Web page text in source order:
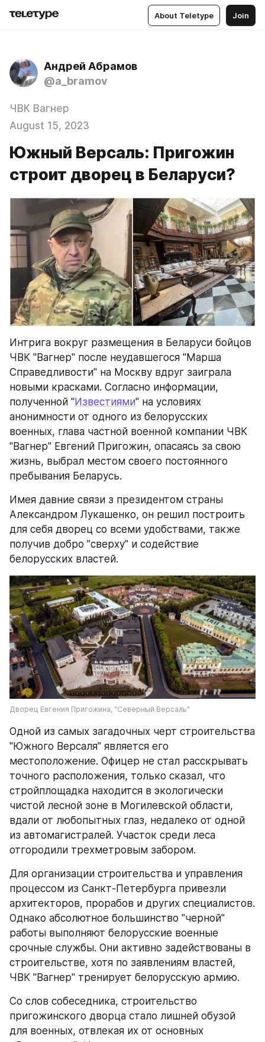
About Teletype Join
Андрей Абрамов
@a_bramov
ЧВК Вагнер
August 15, 2023
Южный Версаль: Пригожин
строит дворец в Беларуси?
Интрига вокруг размещения в Беларуси бойцов
ЧВК "Вагнер" после неудавшегося "Марша
Справедливости" на Москву вдруг заиграла
новыми красками. Согласно информации,
полученной "Известиями" на условиях
анонимности от одного из белорусских
военных, глава частной военной компании ЧВК
"Вагнер" Евгений Пригожин, опасаясь за свою
жизнь, выбрал местом своего постоянного
пребывания Беларусь.
Имея давние связи з президентом страны
Александром Лукашенко, он решил построить
для себя дворец со всеми удобствами, также
получив добро "сверху" и содействие
белорусских властей.
Дворец Евгения Пригожина, "Северный Версаль"
Одной из самых загадочных черт строительства
"Южного Версаля" является его
местоположение. Офицер не стал расскрывать
точного расположения, только сказал, что
стройплощадка находится в экологически
чистой лесной зоне в Могилевской области,
вдали от любопытных глаз, недалеко от одной
из автомагистралей. Участок среди леса
отгородили трехметровым забором.
Для организации строительства и управления
процессом из Санкт-Петербурга привезли
архитекторов, прорабов и других специалистов.
Однако абсолютное большинство "черной"
работы выполняют белорусские военные
срочные службы. Они активно задействованы в
строительстве, хотя по заявлениям властей,
ЧВК "Вагнер" тренирует белорусскую армию.
Со слов собеседника, строительство
пригожинского дворца стало лишней обузой
для военных, отвлекая их от основных